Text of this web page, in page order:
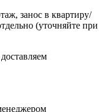
занос в квартиру/
(уточняйте при